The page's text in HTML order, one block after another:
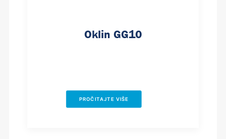
Oklin GG10
PROČITAJTE VIŠE